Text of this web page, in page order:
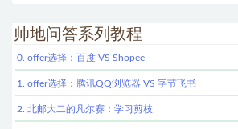
帅地问答系列教程
0. offer选择：百度 VS Shopee
1. offer选择：腾讯QQ浏览器 VS 字节飞书
2. 北邮大二的凡尔赛：学习剪枝